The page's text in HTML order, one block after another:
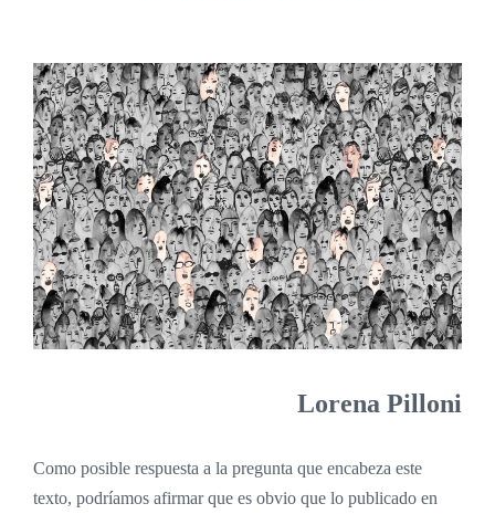
Lorena Pilloni
Como posible respuesta a la pregunta que encabeza este
texto, podríamos afirmar que es obvio que lo publicado en